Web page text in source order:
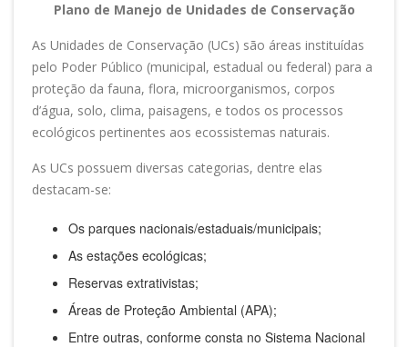
Plano de Manejo de Unidades de Conservação
As Unidades de Conservação (UCs) são áreas instituídas
pelo Poder Público (municipal, estadual ou federal) para a
proteção da fauna, flora, microorganismos, corpos
d’água, solo, clima, paisagens, e todos os processos
ecológicos pertinentes aos ecossistemas naturais.
As UCs possuem diversas categorias, dentre elas
destacam-se:
Os parques nacionais/estaduais/municipais;
As estações ecológicas;
Reservas extrativistas;
Áreas de Proteção Ambiental (APA);
Entre outras, conforme consta no Sistema Nacional